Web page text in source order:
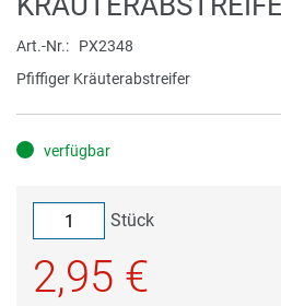
Anfang
der
Bildergalerie
springen
Art.-Nr.
PX2348
Pfiffiger Kräuterabstreifer
verfügbar
Stück
2,95 €